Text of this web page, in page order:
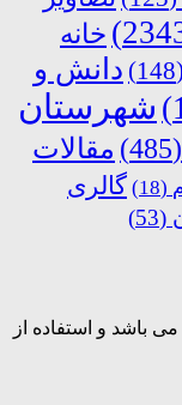
خانه
(148)
دانش و
شهرستان
(485)
مقالات
(18)
گالری
(53)
باشد و استفاده از